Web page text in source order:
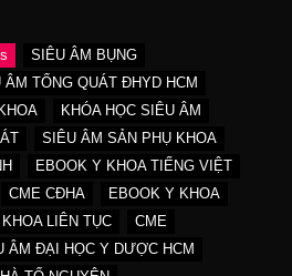
SIÊU ÂM BỤNG
ÂM TỔNG QUÁT ĐHYD HCM
KHÓA HỌC SIÊU ÂM
SIÊU ÂM SẢN PHỤ KHOA
EBOOK Y KHOA TIẾNG VIỆT
CME CĐHA
EBOOK Y KHOA
LIÊN TỤC
CME
ÂM ĐẠI HỌC Y DƯỢC HCM